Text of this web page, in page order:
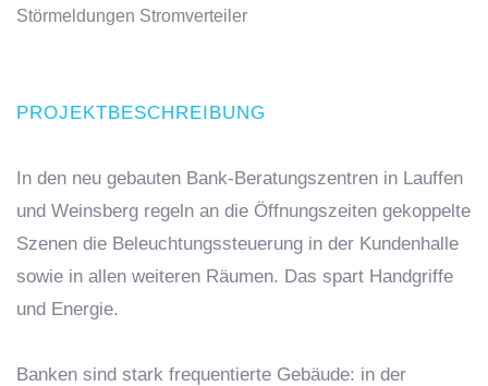
Störmeldungen Stromverteiler
PROJEKTBESCHREIBUNG
In den neu gebauten Bank-Beratungszentren in Lauffen
und Weinsberg regeln an die Öffnungszeiten gekoppelte
Szenen die Beleuchtungssteuerung in der Kundenhalle
sowie in allen weiteren Räumen. Das spart Handgriffe
und Energie.
Banken sind stark frequentierte Gebäude: in der